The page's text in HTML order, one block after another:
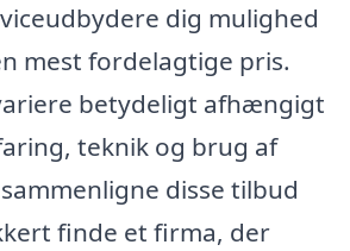
dig mulighed
mest fordelagtige pris.
betydeligt afhængigt
teknik og brug af
disse tilbud
finde et firma, der